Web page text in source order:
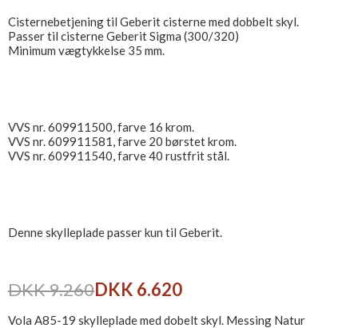
Cisternebetjening til Geberit cisterne med dobbelt skyl.
Passer til cisterne Geberit Sigma (300/320)
Minimum vægtykkelse 35 mm.
VVS nr. 609911500, farve 16 krom.
VVS nr. 609911581, farve 20 børstet krom.
VVS nr. 609911540, farve 40 rustfrit stål.
Denne skylleplade passer kun til Geberit.
DKK 9.260DKK 6.620
Vola A85-19 skylleplade med dobelt skyl. Messing Natur